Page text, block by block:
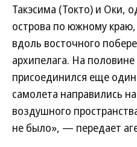
Такэсима (Токто) и Оки,
острова по южному
вдоль восточного
архипелага. На
присоединился еще
самолета направились
воздушного
не было», — передает